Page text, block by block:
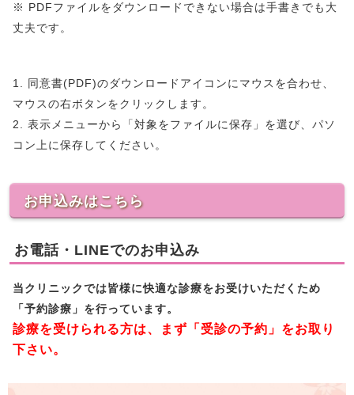
※ PDFファイルをダウンロードできない場合は手書きでも大
丈夫です。
1. 同意書(PDF)のダウンロードアイコンにマウスを合わせ、
マウスの右ボタンをクリックします。
2. 表示メニューから「対象をファイルに保存」を選び、パソ
コン上に保存してください。
お申込みはこちら
お電話・LINEでのお申込み
当クリニックでは皆様に快適な診療をお受けいただくため
「予約診療」を行っています。
診療を受けられる方は、まず「受診の予約」をお取り
下さい。